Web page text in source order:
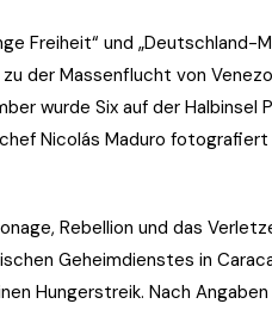
Freiheit“ und „Deutschland-
der Massenflucht von
wurde Six auf der Halbinsel
Nicolás Maduro fotografiert
Rebellion und das
Geheimdienstes in
Hungerstreik. Nach